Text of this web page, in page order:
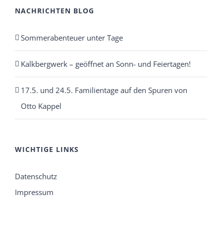
NACHRICHTEN BLOG
Sommerabenteuer unter Tage
Kalkbergwerk – geöffnet an Sonn- und Feiertagen!
17.5. und 24.5. Familientage auf den Spuren von
Otto Kappel
WICHTIGE LINKS
Datenschutz
Impressum